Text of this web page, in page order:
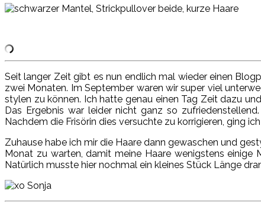
Seit langer Zeit gibt es nun endlich mal wieder einen
zwei Monaten. Im September waren wir super viel
stylen zu können. Ich hatte genau einen Tag Zeit dazu
Das Ergebnis war leider nicht ganz so
Nachdem die Frisörin dies versuchte zu korrigieren, ging
Zuhause habe ich mir die Haare dann gewaschen und
Monat zu warten, damit meine Haare wenigstens einige
Natürlich musste hier nochmal ein kleines Stück Länge